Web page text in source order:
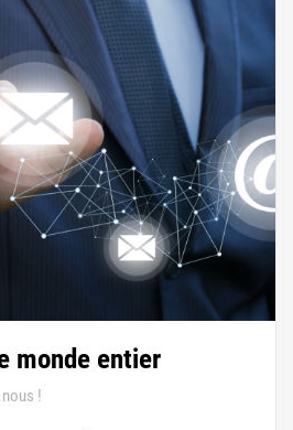
monde entier
!